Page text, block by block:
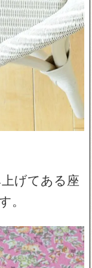
げてある座
。